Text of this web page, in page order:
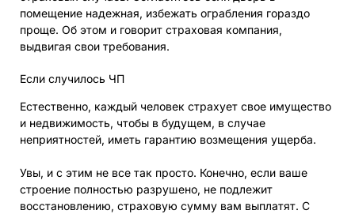
помещение надежная, избежать ограбления гораздо
проще. Об этом и говорит страховая компания,
выдвигая свои требования.
Если случилось ЧП
Естественно, каждый человек страхует свое имущество
и недвижимость, чтобы в будущем, в случае
неприятностей, иметь гарантию возмещения ущерба.
Увы, и с этим не все так просто. Конечно, если ваше
строение полностью разрушено, не подлежит
восстановлению, страховую сумму вам выплатят. С